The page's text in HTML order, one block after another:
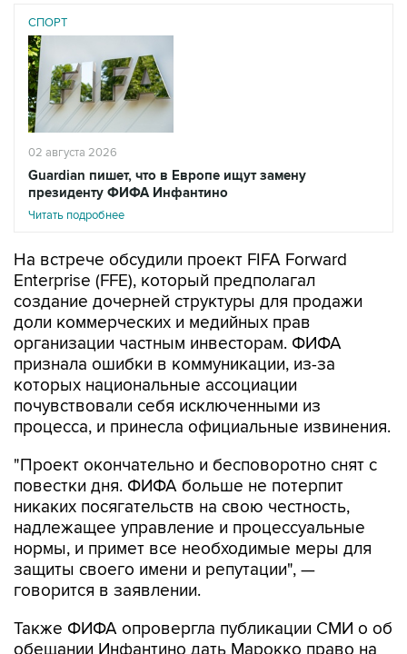
СПОРТ
02 августа 2026
Guardian пишет, что в Европе ищут замену
президенту ФИФА Инфантино
Читать подробнее
На встрече обсудили проект FIFA Forward
Enterprise (FFE), который предполагал
создание дочерней структуры для продажи
доли коммерческих и медийных прав
организации частным инвесторам. ФИФА
признала ошибки в коммуникации, из-за
которых национальные ассоциации
почувствовали себя исключенными из
процесса, и принесла официальные извинения.
"Проект окончательно и бесповоротно снят с
повестки дня. ФИФА больше не потерпит
никаких посягательств на свою честность,
надлежащее управление и процессуальные
нормы, и примет все необходимые меры для
защиты своего имени и репутации", —
говорится в заявлении.
Также ФИФА опровергла публикации СМИ о об
обещании Инфантино дать Марокко право на